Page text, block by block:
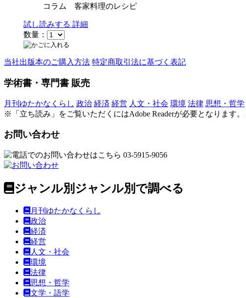
コラム 客家料理のレシピ
試し読みする 詳細
数量：
当社出版本のご購入方法 特定商取引法に基づく表記
学術書・専門書 販売
月刊ゆたかなくらし 政治 経済 経営 人文・社会 環境 法律 思想・哲学
※
「立ち読み」をご覧いただくにはAdobe Readerが必要となります。
お問い合わせ
ジャンル別 ジャンル別で調べる
月刊ゆたかなくらし
政治
経済
経営
人文・社会
環境
法律
思想・哲学
文学・語学